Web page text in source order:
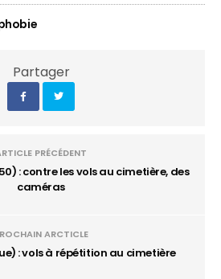
Partager
PRÉCÉDENT
: contre les vols au cimetière, des
caméras
ARCTICLE
: vols à répétition au cimetière